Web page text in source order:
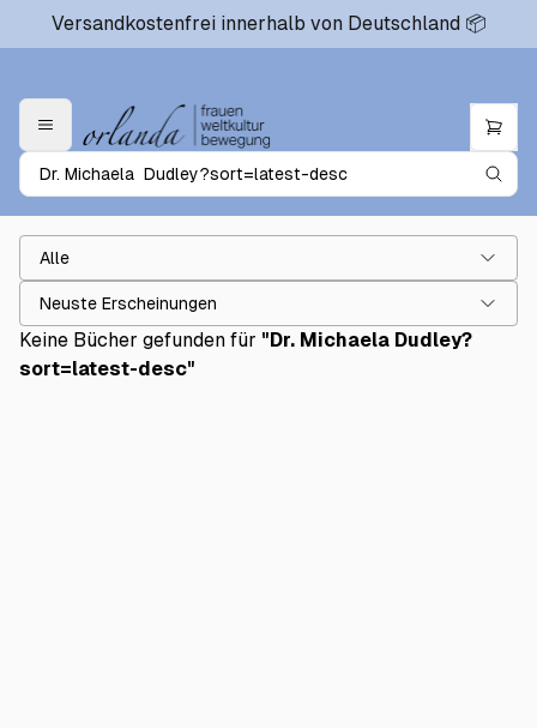
Versandkostenfrei innerhalb von Deutschland 📦
Alle
Keine Bücher gefunden für "Dr. Michaela Dudley?
sort=latest-desc"
Neuste Erscheinungen